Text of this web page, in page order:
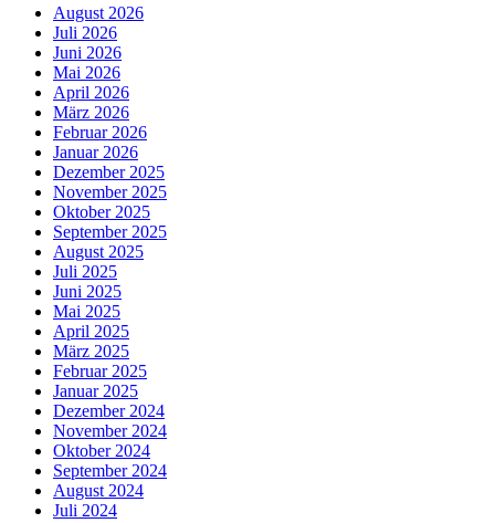
August 2026
Juli 2026
Juni 2026
Mai 2026
April 2026
März 2026
Februar 2026
Januar 2026
Dezember 2025
November 2025
Oktober 2025
September 2025
August 2025
Juli 2025
Juni 2025
Mai 2025
April 2025
März 2025
Februar 2025
Januar 2025
Dezember 2024
November 2024
Oktober 2024
September 2024
August 2024
Juli 2024